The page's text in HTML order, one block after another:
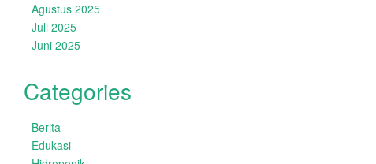
Agustus 2025
Juli 2025
Juni 2025
Categories
Berita
Edukasi